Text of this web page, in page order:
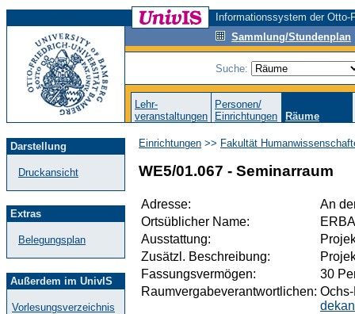
Informationssystem der
Sammlung/Stundenplan
Suche:
Lehr-
veranstaltungen
Personen/
Einrichtungen
Räume
Darstellung
Druckansicht
Extras
Belegungsplan
Außerdem im UnivIS
Vorlesungsverzeichnis
Einrichtungen >> Fakultät
WE5/01.067 - Seminarraum
Adresse:
An
Ortsüblicher Name:
ERBA
Ausstattung:
Zusätzl. Beschreibung:
Fassungsvermögen:
30
Raumvergabeverantwortlichen: